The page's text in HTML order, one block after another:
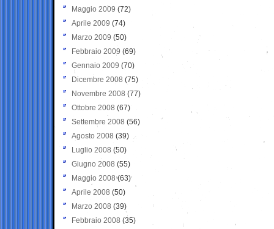
Maggio 2009 (72)
Aprile 2009 (74)
Marzo 2009 (50)
Febbraio 2009 (69)
Gennaio 2009 (70)
Dicembre 2008 (75)
Novembre 2008 (77)
Ottobre 2008 (67)
Settembre 2008 (56)
Agosto 2008 (39)
Luglio 2008 (50)
Giugno 2008 (55)
Maggio 2008(63)
Aprile 2008 (50)
Marzo 2008 (39)
Febbraio 2008 (35)